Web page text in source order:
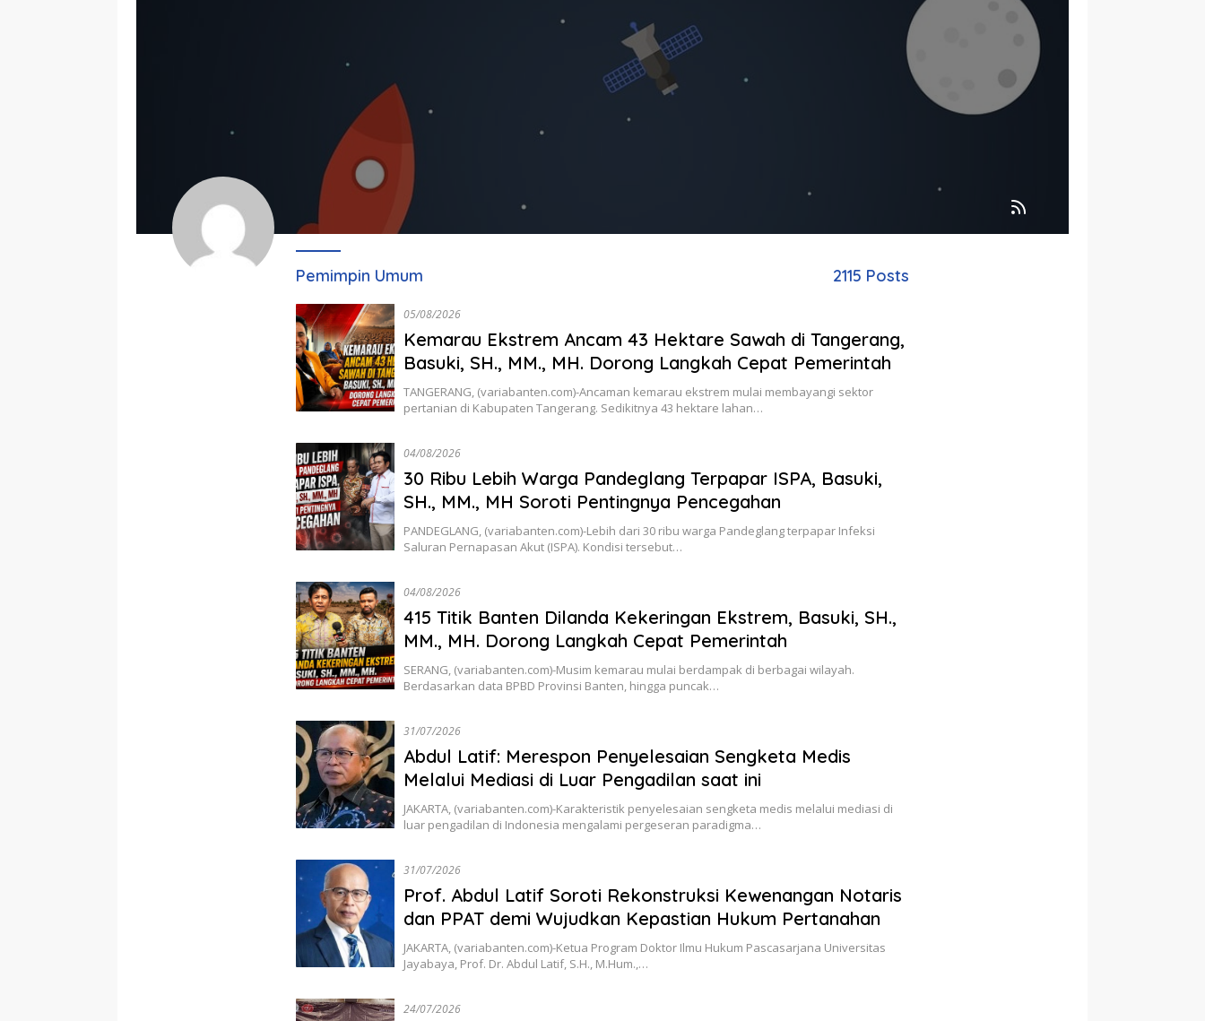
Pemimpin Umum 2115 Posts
05/08/2026
Kemarau Ekstrem Ancam 43 Hektare Sawah di Tangerang,
Basuki, SH., MM., MH. Dorong Langkah Cepat Pemerintah
TANGERANG, (variabanten.com)-Ancaman kemarau ekstrem mulai membayangi sektor
pertanian di Kabupaten Tangerang. Sedikitnya 43 hektare lahan…
04/08/2026
30 Ribu Lebih Warga Pandeglang Terpapar ISPA, Basuki,
SH., MM., MH Soroti Pentingnya Pencegahan
PANDEGLANG, (variabanten.com)-Lebih dari 30 ribu warga Pandeglang terpapar Infeksi
Saluran Pernapasan Akut (ISPA). Kondisi tersebut…
04/08/2026
415 Titik Banten Dilanda Kekeringan Ekstrem, Basuki, SH.,
MM., MH. Dorong Langkah Cepat Pemerintah
SERANG, (variabanten.com)-Musim kemarau mulai berdampak di berbagai wilayah.
Berdasarkan data BPBD Provinsi Banten, hingga puncak…
31/07/2026
Abdul Latif: Merespon Penyelesaian Sengketa Medis
Melalui Mediasi di Luar Pengadilan saat ini
JAKARTA, (variabanten.com)-Karakteristik penyelesaian sengketa medis melalui mediasi di
luar pengadilan di Indonesia mengalami pergeseran paradigma…
31/07/2026
Prof. Abdul Latif Soroti Rekonstruksi Kewenangan Notaris
dan PPAT demi Wujudkan Kepastian Hukum Pertanahan
JAKARTA, (variabanten.com)-Ketua Program Doktor Ilmu Hukum Pascasarjana Universitas
Jayabaya, Prof. Dr. Abdul Latif, S.H., M.Hum.,…
24/07/2026